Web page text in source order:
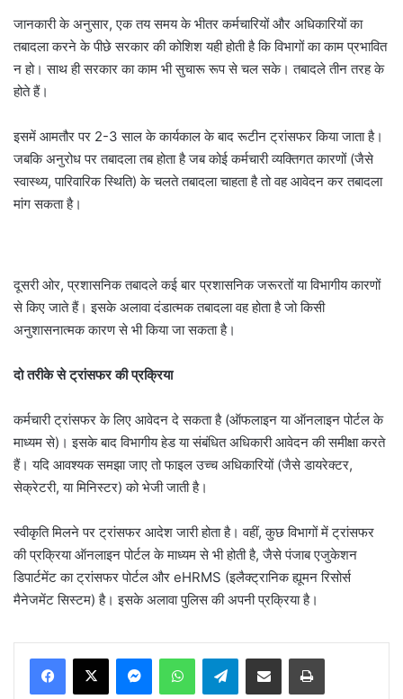
जानकारी के अनुसार, एक तय समय के भीतर कर्मचारियों और अधिकारियों का
तबादला करने के पीछे सरकार की कोशिश यही होती है कि विभागों का काम प्रभावित
न हो। साथ ही सरकार का काम भी सुचारू रूप से चल सके। तबादले तीन तरह के
होते हैं।
इसमें आमतौर पर 2-3 साल के कार्यकाल के बाद रूटीन ट्रांसफर किया जाता है।
जबकि अनुरोध पर तबादला तब होता है जब कोई कर्मचारी व्यक्तिगत कारणों (जैसे
स्वास्थ्य, पारिवारिक स्थिति) के चलते तबादला चाहता है तो वह आवेदन कर तबादला
मांग सकता है।
दूसरी ओर, प्रशासनिक तबादले कई बार प्रशासनिक जरूरतों या विभागीय कारणों
से किए जाते हैं। इसके अलावा दंडात्मक तबादला वह होता है जो किसी
अनुशासनात्मक कारण से भी किया जा सकता है।
दो तरीके से ट्रांसफर की प्रक्रिया
कर्मचारी ट्रांसफर के लिए आवेदन दे सकता है (ऑफलाइन या ऑनलाइन पोर्टल के
माध्यम से)। इसके बाद विभागीय हेड या संबंधित अधिकारी आवेदन की समीक्षा करते
हैं। यदि आवश्यक समझा जाए तो फाइल उच्च अधिकारियों (जैसे डायरेक्टर,
सेक्रेटरी, या मिनिस्टर) को भेजी जाती है।
स्वीकृति मिलने पर ट्रांसफर आदेश जारी होता है। वहीं, कुछ विभागों में ट्रांसफर
की प्रक्रिया ऑनलाइन पोर्टल के माध्यम से भी होती है, जैसे पंजाब एजुकेशन
डिपार्टमेंट का ट्रांसफर पोर्टल और eHRMS (इलैक्ट्रानिक ह्यूमन रिसोर्स
मैनेजमेंट सिस्टम) है। इसके अलावा पुलिस की अपनी प्रक्रिया है।
MessengerWhatsAppTelegramShare via Email Print